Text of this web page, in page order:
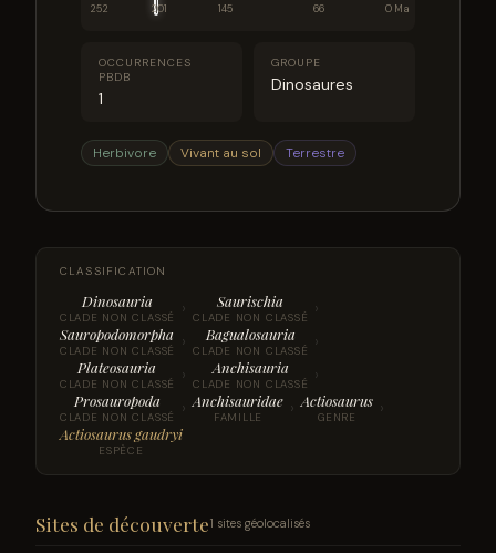
252
201 145 66 0 Ma
OCCURRENCES
PBDB
1
GROUPE
Dinosaures
Herbivore Vivant au sol Terrestre
CLASSIFICATION
Dinosauria
CLADE NON CLASSÉ › Saurischia
CLADE NON CLASSÉ ›
Sauropodomorpha
CLADE NON CLASSÉ › Bagualosauria
CLADE NON CLASSÉ ›
Plateosauria
CLADE NON CLASSÉ › Anchisauria
CLADE NON CLASSÉ ›
Prosauropoda
CLADE NON CLASSÉ › Anchisauridae
FAMILLE › Actiosaurus
GENRE ›
Actiosaurus gaudryi
ESPÈCE
Sites de découverte1 sites géolocalisés